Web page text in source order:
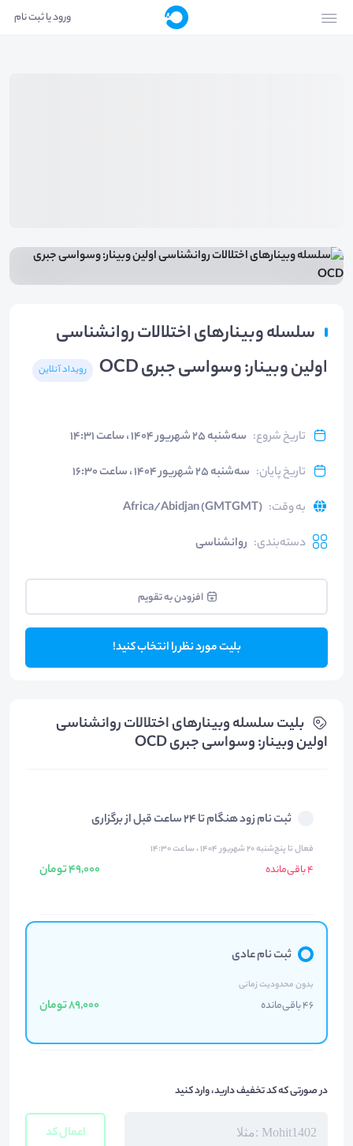
ورود یا ثبت نام
سلسله وبینارهای اختلالات روانشناسی
اولین وبینار: وسواسی جبری OCD
رویداد آنلاین
تاریخ شروع: سه‌شنبه ۲۵ شهریور ۱۴۰۴ ، ساعت ۱۴:۳۱
تاریخ پایان: سه‌شنبه ۲۵ شهریور ۱۴۰۴ ، ساعت ۱۶:۳۰
به وقت:
Africa/Abidjan (GMTGMT)
دسته‌بندی: روانشناسی
افزودن به تقویم
بلیت مورد نظر را انتخاب کنید!
بلیت‌ سلسله وبینارهای اختلالات روانشناسی
اولین وبینار: وسواسی جبری OCD
ثبت نام زود هنگام تا 24 ساعت قبل از برگزاری
فعال تا پنج‌شنبه ۲۰ شهریور ۱۴۰۴ ، ساعت ۱۴:۳۰
4 باقی‌مانده 49,000 تومان
ثبت نام عادی
بدون محدودیت زمانی
46 باقی‌مانده 89,000 تومان
در صورتی که کد تخفیف دارید، وارد کنید
اعمال کد